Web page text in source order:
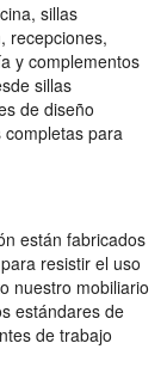
sillas
recepciones,
y complementos
sillas
de diseño
para
están fabricados
resistir el uso
nuestro mobiliario
estándares de
de trabajo